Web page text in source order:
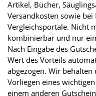
Artikel, Bücher,
Versandkosten sowie
Vergleichsportale. Nicht
kombinierbar und nur
Nach Eingabe des
Wert des Vorteils
abgezogen. Wir
Vorliegen eines
einem anderen